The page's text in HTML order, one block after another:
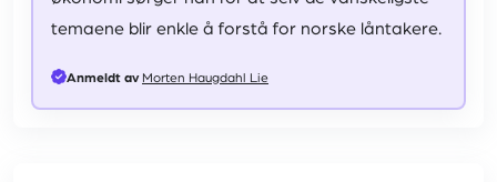
temaene blir enkle å forstå for norske låntakere.
Anmeldt av Morten Haugdahl Lie